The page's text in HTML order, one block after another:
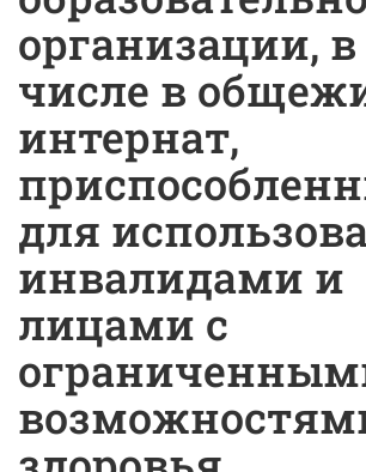
организации,
числе в
интернат,
для
инвалидами и
лицами с